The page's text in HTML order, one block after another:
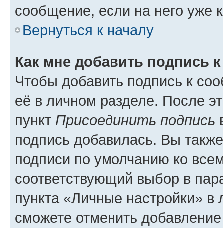
сообщение, если на него уже
Вернуться к началу
Как мне добавить подпись
Чтобы добавить подпись к
её в личном разделе. После
пункт Присоединить подпись
подпись добавилась. Вы
подписи по умолчанию ко
соответствующий выбор в
пункта «Личные настройки»
сможете отменить